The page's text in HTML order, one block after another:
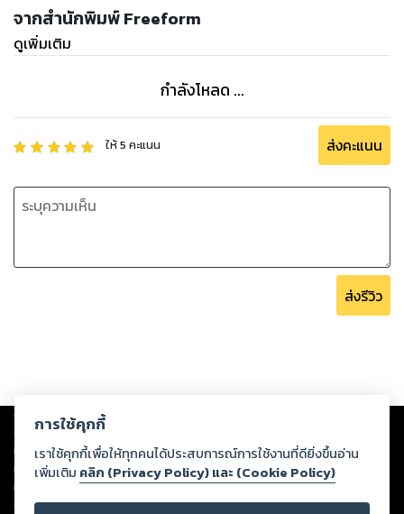
จากสำนักพิมพ์ Freeform
ดูเพิ่มเติม
กำลังโหลด ...
ให้5 คะแนน ส่งคะแนน
ส่งรีวิว
Copyright © 2026
ต่อผลงานหรือเนื้อหาใดที่อัปโหลดผ่านเว็บไซต์และปรากฏว่าละเมิดสิทธิใน
ทรัพย์สินทางปัญญาของบุคคลอื่นหรือขัดต่อกฎหมายและศีลธรรม ดังนั้น ผู้อ่าน
ทุกท่านโปรดใช้วิจารณญาณในการกลั่นกรองด้วยตนเอง และหากท่านพบว่าส่วน
หนึ่งส่วนใดขัดต่อกฎหมายและศีลธรรม กรุณาแจ้งมายังบริษัท เพื่อทีมงานจะได้
ดำเนินการในทันที ทั้งนี้ ทางสตอรี่ล็อกขอสงวนลิขสิทธิ์ตามพระราชบัญญัติ
การใช้คุกกี้
เราใช้คุกกี้เพื่อให้ทุกคนได้ประสบการณ์การใช้งานที่ดียิ่งขึ้นอ่าน
เพิ่มเติม คลิก (Privacy Policy) และ (Cookie Policy)